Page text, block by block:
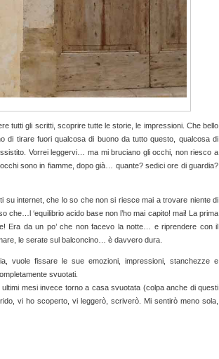
tutti gli scritti, scoprire tutte le storie, le impressioni. Che bello
tirare fuori qualcosa di buono da tutto questo, qualcosa di
Vorrei leggervi… ma mi bruciano gli occhi, non riesco a
sono in fiamme, dopo già… quante? sedici ore di guardia?
su internet, che lo so che non si riesce mai a trovare niente di
che…l ‘equilibrio acido base non l’ho mai capito! mai! La prima
Era da un po’ che non facevo la notte… e riprendere con il
le serate sul balconcino… è davvero dura.
vuole fissare le sue emozioni, impressioni, stanchezze e
svuotati.
mesi invece torno a casa svuotata (colpa anche di questi
vi ho scoperto, vi leggerò, scriverò. Mi sentirò meno sola,